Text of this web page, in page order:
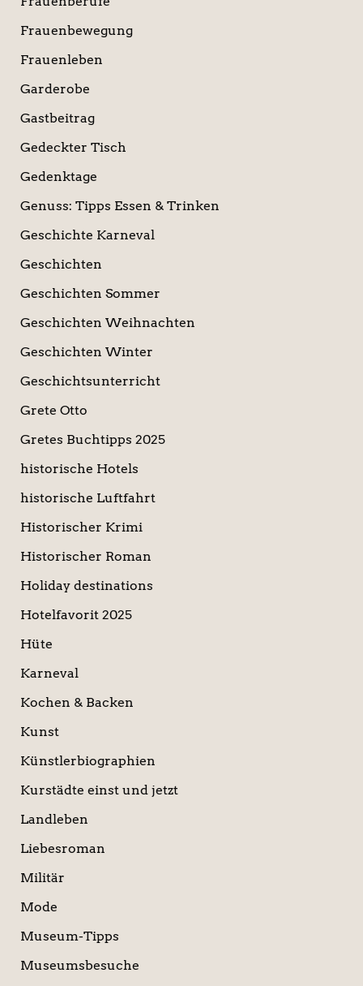
Frauenbewegung
Frauenleben
Garderobe
Gastbeitrag
Gedeckter Tisch
Gedenktage
Genuss: Tipps Essen & Trinken
Geschichte Karneval
Geschichten
Geschichten Sommer
Geschichten Weihnachten
Geschichten Winter
Geschichtsunterricht
Grete Otto
Gretes Buchtipps 2025
historische Hotels
historische Luftfahrt
Historischer Krimi
Historischer Roman
Holiday destinations
Hotelfavorit 2025
Hüte
Karneval
Kochen & Backen
Kunst
Künstlerbiographien
Kurstädte einst und jetzt
Landleben
Liebesroman
Militär
Mode
Museum-Tipps
Museumsbesuche